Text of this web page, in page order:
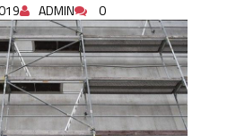
duurzame
en
comfort
ADMIN 0